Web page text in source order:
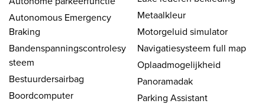
Autonomous Emergency
Braking
Bandenspanningscontrolesy
steem
Bestuurdersairbag
Boordcomputer
Metaalkleur
Motorgeluid simulator
Navigatiesysteem full map
Oplaadmogelijkheid
Panoramadak
Parking Assistant